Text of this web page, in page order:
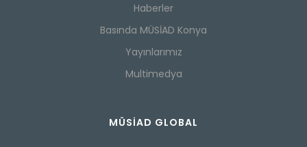
Haberler
Basında MÜSİAD Konya
Yayınlarımız
Multimedya
MÜSİAD GLOBAL